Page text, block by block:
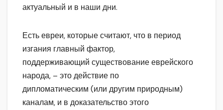
актуальный и в наши дни.
Есть евреи, которые считают, что в период
изгания главный фактор,
поддерживающий существование еврейского
народа, – это действие по
дипломатическим (или другим природным)
каналам, и в доказательство этого